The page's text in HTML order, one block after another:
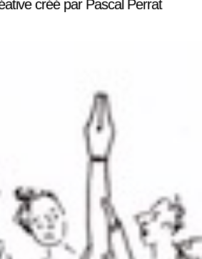
créé par Pascal Perrat